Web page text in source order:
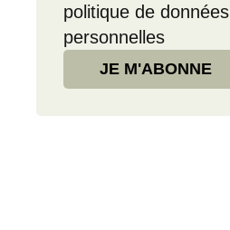
politique de données
personnelles